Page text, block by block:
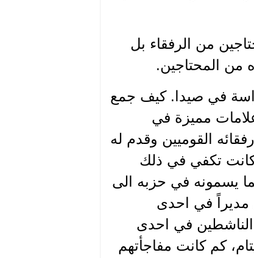
من الرفقاء بل
من المحتاجين.
في صيدا. كيف جمع
مميزة في
القوميين وقدم له
كانت تكفي في ذلك
يسمونه في حزبه الى
مديراً في احدى
في احدى
كم كانت مفاجأتهم